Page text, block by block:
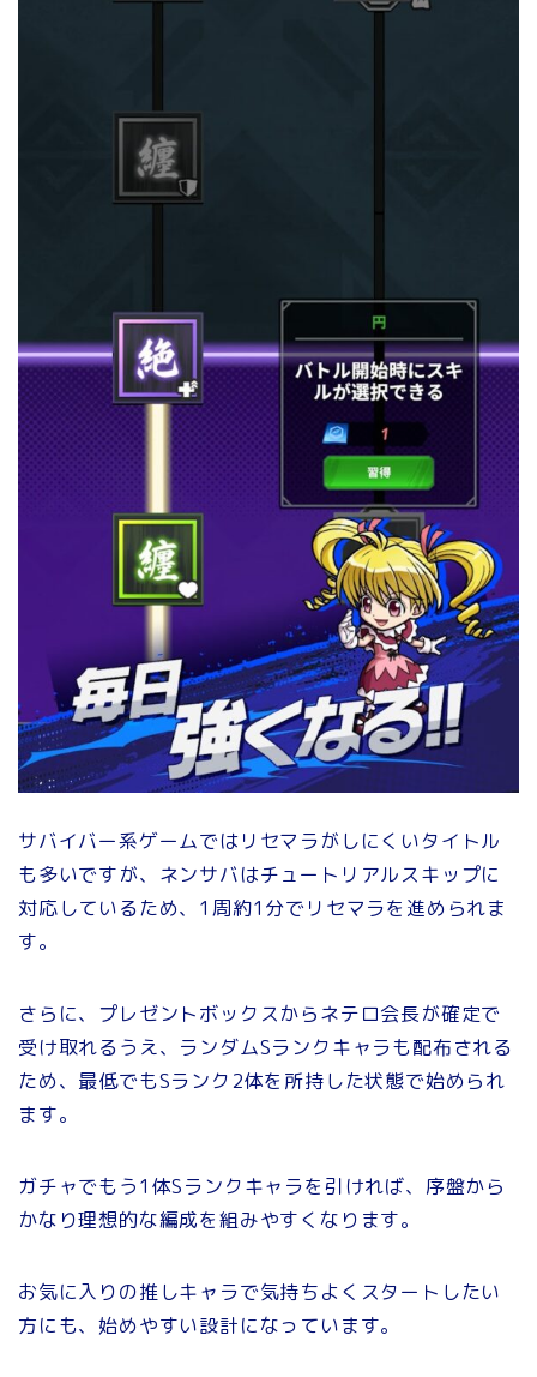
サバイバー系ゲームではリセマラがしにくいタイトル
も多いですが、ネンサバはチュートリアルスキップに
対応しているため、1周約1分でリセマラを進められま
す。
さらに、プレゼントボックスからネテロ会長が確定で
受け取れるうえ、ランダムSランクキャラも配布される
ため、最低でもSランク2体を所持した状態で始められ
ます。
ガチャでもう1体Sランクキャラを引ければ、序盤から
かなり理想的な編成を組みやすくなります。
お気に入りの推しキャラで気持ちよくスタートしたい
方にも、始めやすい設計になっています。